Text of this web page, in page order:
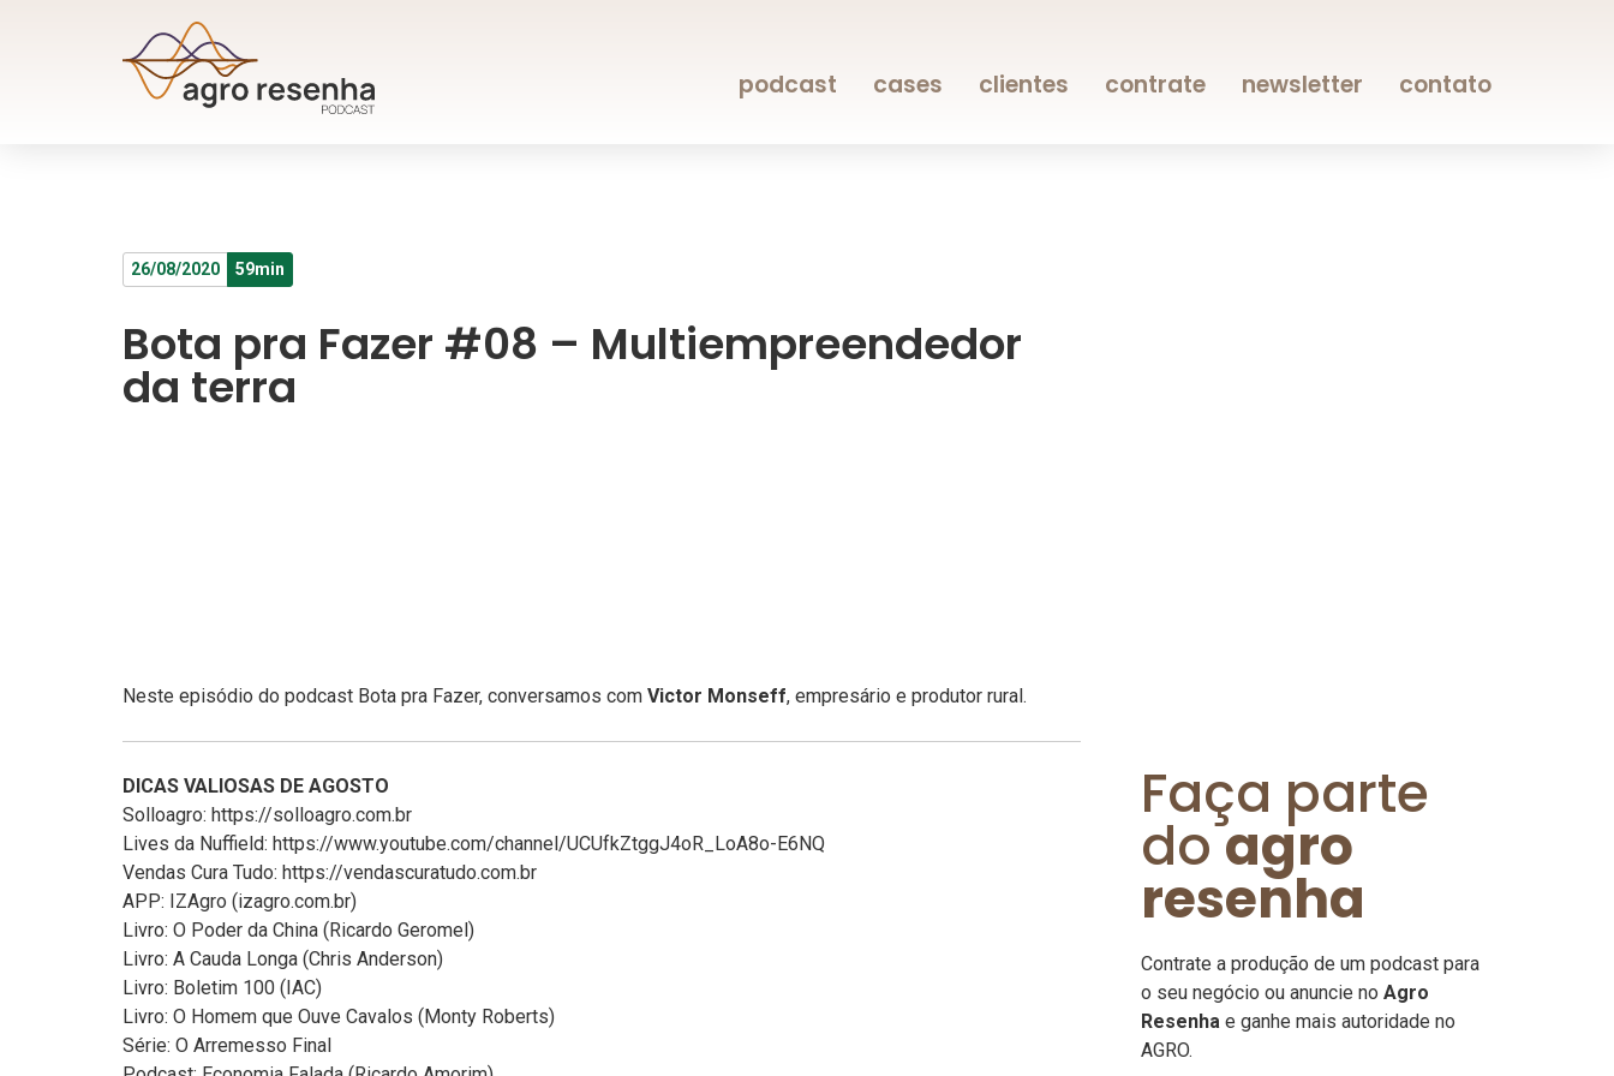
podcast cases clientes contrate newsletter contato
26/08/2020 59min
Bota pra Fazer #08 – Multiempreendedor
da terra
Neste episódio do podcast Bota pra Fazer, conversamos com Victor Monseff, empresário e produtor rural.
DICAS VALIOSAS DE AGOSTO
Solloagro: https://solloagro.com.br
Lives da Nuffield: https://www.youtube.com/channel/UCUfkZtggJ4oR_LoA8o-E6NQ
Vendas Cura Tudo: https://vendascuratudo.com.br
APP: IZAgro (izagro.com.br)
Livro: O Poder da China (Ricardo Geromel)
Livro: A Cauda Longa (Chris Anderson)
Livro: Boletim 100 (IAC)
Livro: O Homem que Ouve Cavalos (Monty Roberts)
Série: O Arremesso Final
Faça parte
doagro
resenha
Contrate a produção de um podcast para
o seu negócio ou anuncie no Agro
Resenha e ganhe mais autoridade no
AGRO.